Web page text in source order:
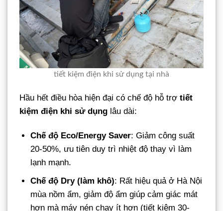
tiết kiệm điện khi sử dụng tại nhà
Hầu hết điều hòa hiện đại có chế độ hỗ trợ tiết
kiệm điện khi sử dụng lâu dài:
Chế độ Eco/Energy Saver: Giảm công suất
20-50%, ưu tiên duy trì nhiệt độ thay vì làm
lạnh mạnh.
Chế độ Dry (làm khô): Rất hiệu quả ở Hà Nội
mùa nồm ẩm, giảm độ ẩm giúp cảm giác mát
hơn mà máy nén chạy ít hơn (tiết kiệm 30-